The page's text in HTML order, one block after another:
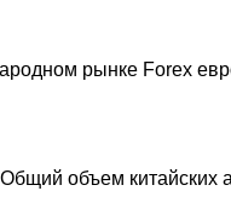
рынке Forex
объем китайских